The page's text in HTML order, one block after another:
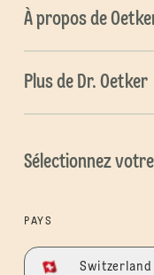
À propos de
Plus de Dr. Oetker
Sélectionnez
PAYS
Switzerland